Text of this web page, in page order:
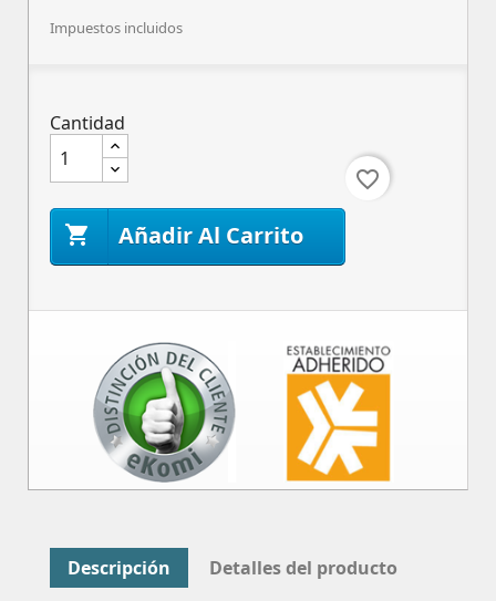
Impuestos incluidos
Cantidad
 Añadir Al Carrito
favorite_border
Descripción Detalles del producto